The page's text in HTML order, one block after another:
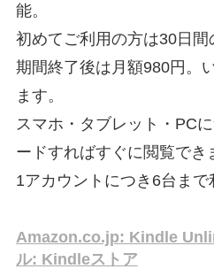
能。
初めてご利用の方は30日間
期間終了後は月額980円。
ます。
スマホ・タブレット・PC
ードすればすぐに閲覧でき
1アカウントにつき6台まで
Amazon.co.jp: Kindle
ル: Kindleストア